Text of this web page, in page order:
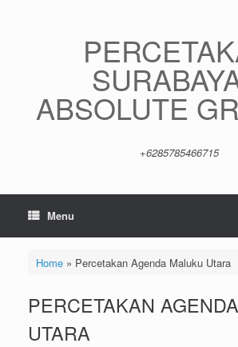
ABSOLUTE
+6285785466715
Menu
Home» Percetakan Agenda Maluku Utara
PERCETAKAN
UTARA